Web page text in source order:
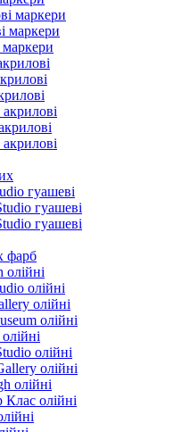
маркери
маркери
гуашеві
гуашеві
гуашеві
фарб
олійні
олійні
олійні
олійні
олійні
олійні
олійні